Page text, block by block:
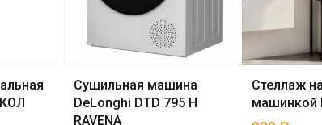
Сушильная машина
DeLonghi DTD 795 H
RAVENA
Стеллаж
машинкой